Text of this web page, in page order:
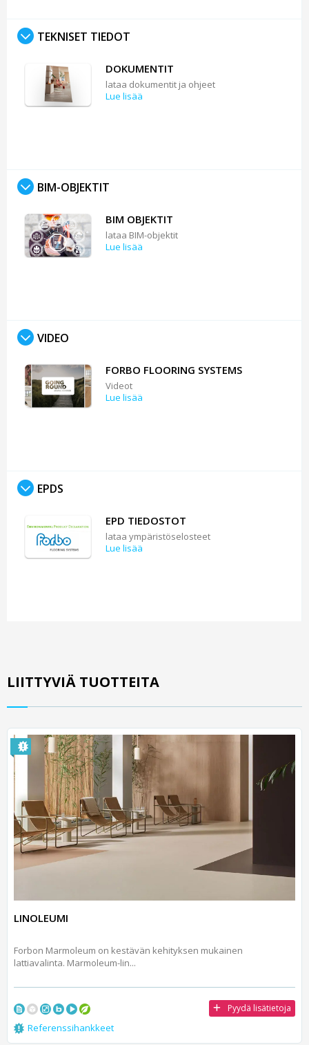
TEKNISET TIEDOT
DOKUMENTIT
lataa dokumentit ja ohjeet
Lue lisää
BIM-OBJEKTIT
BIM OBJEKTIT
lataa BIM-objektit
Lue lisää
VIDEO
FORBO FLOORING SYSTEMS
Videot
Lue lisää
EPDS
EPD TIEDOSTOT
lataa ympäristöselosteet
Lue lisää
LIITTYVIÄ TUOTTEITA
LINOLEUMI
Forbon Marmoleum on kestävän kehityksen mukainen
lattiavalinta. Marmoleum-lin...
Pyydä lisätietoja
Referenssihankkeet